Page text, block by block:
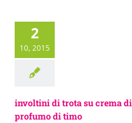
2
10, 2015
involtini di trota su crema
profumo di timo